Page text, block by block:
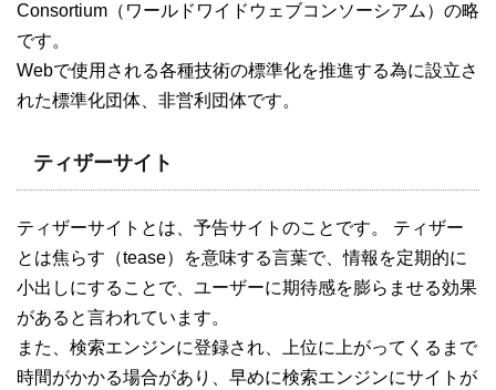
Consortium（ワールドワイドウェブコンソーシアム）の略
です。
Webで使用される各種技術の標準化を推進する為に設立さ
れた標準化団体、非営利団体です。
ティザーサイト
ティザーサイトとは、予告サイトのことです。 ティザー
とは焦らす（tease）を意味する言葉で、情報を定期的に
小出しにすることで、ユーザーに期待感を膨らませる効果
があると言われています。
また、検索エンジンに登録され、上位に上がってくるまで
時間がかかる場合があり、早めに検索エンジンにサイトが